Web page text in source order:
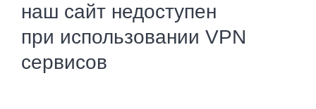
наш сайт недоступен
при использовании VPN
сервисов